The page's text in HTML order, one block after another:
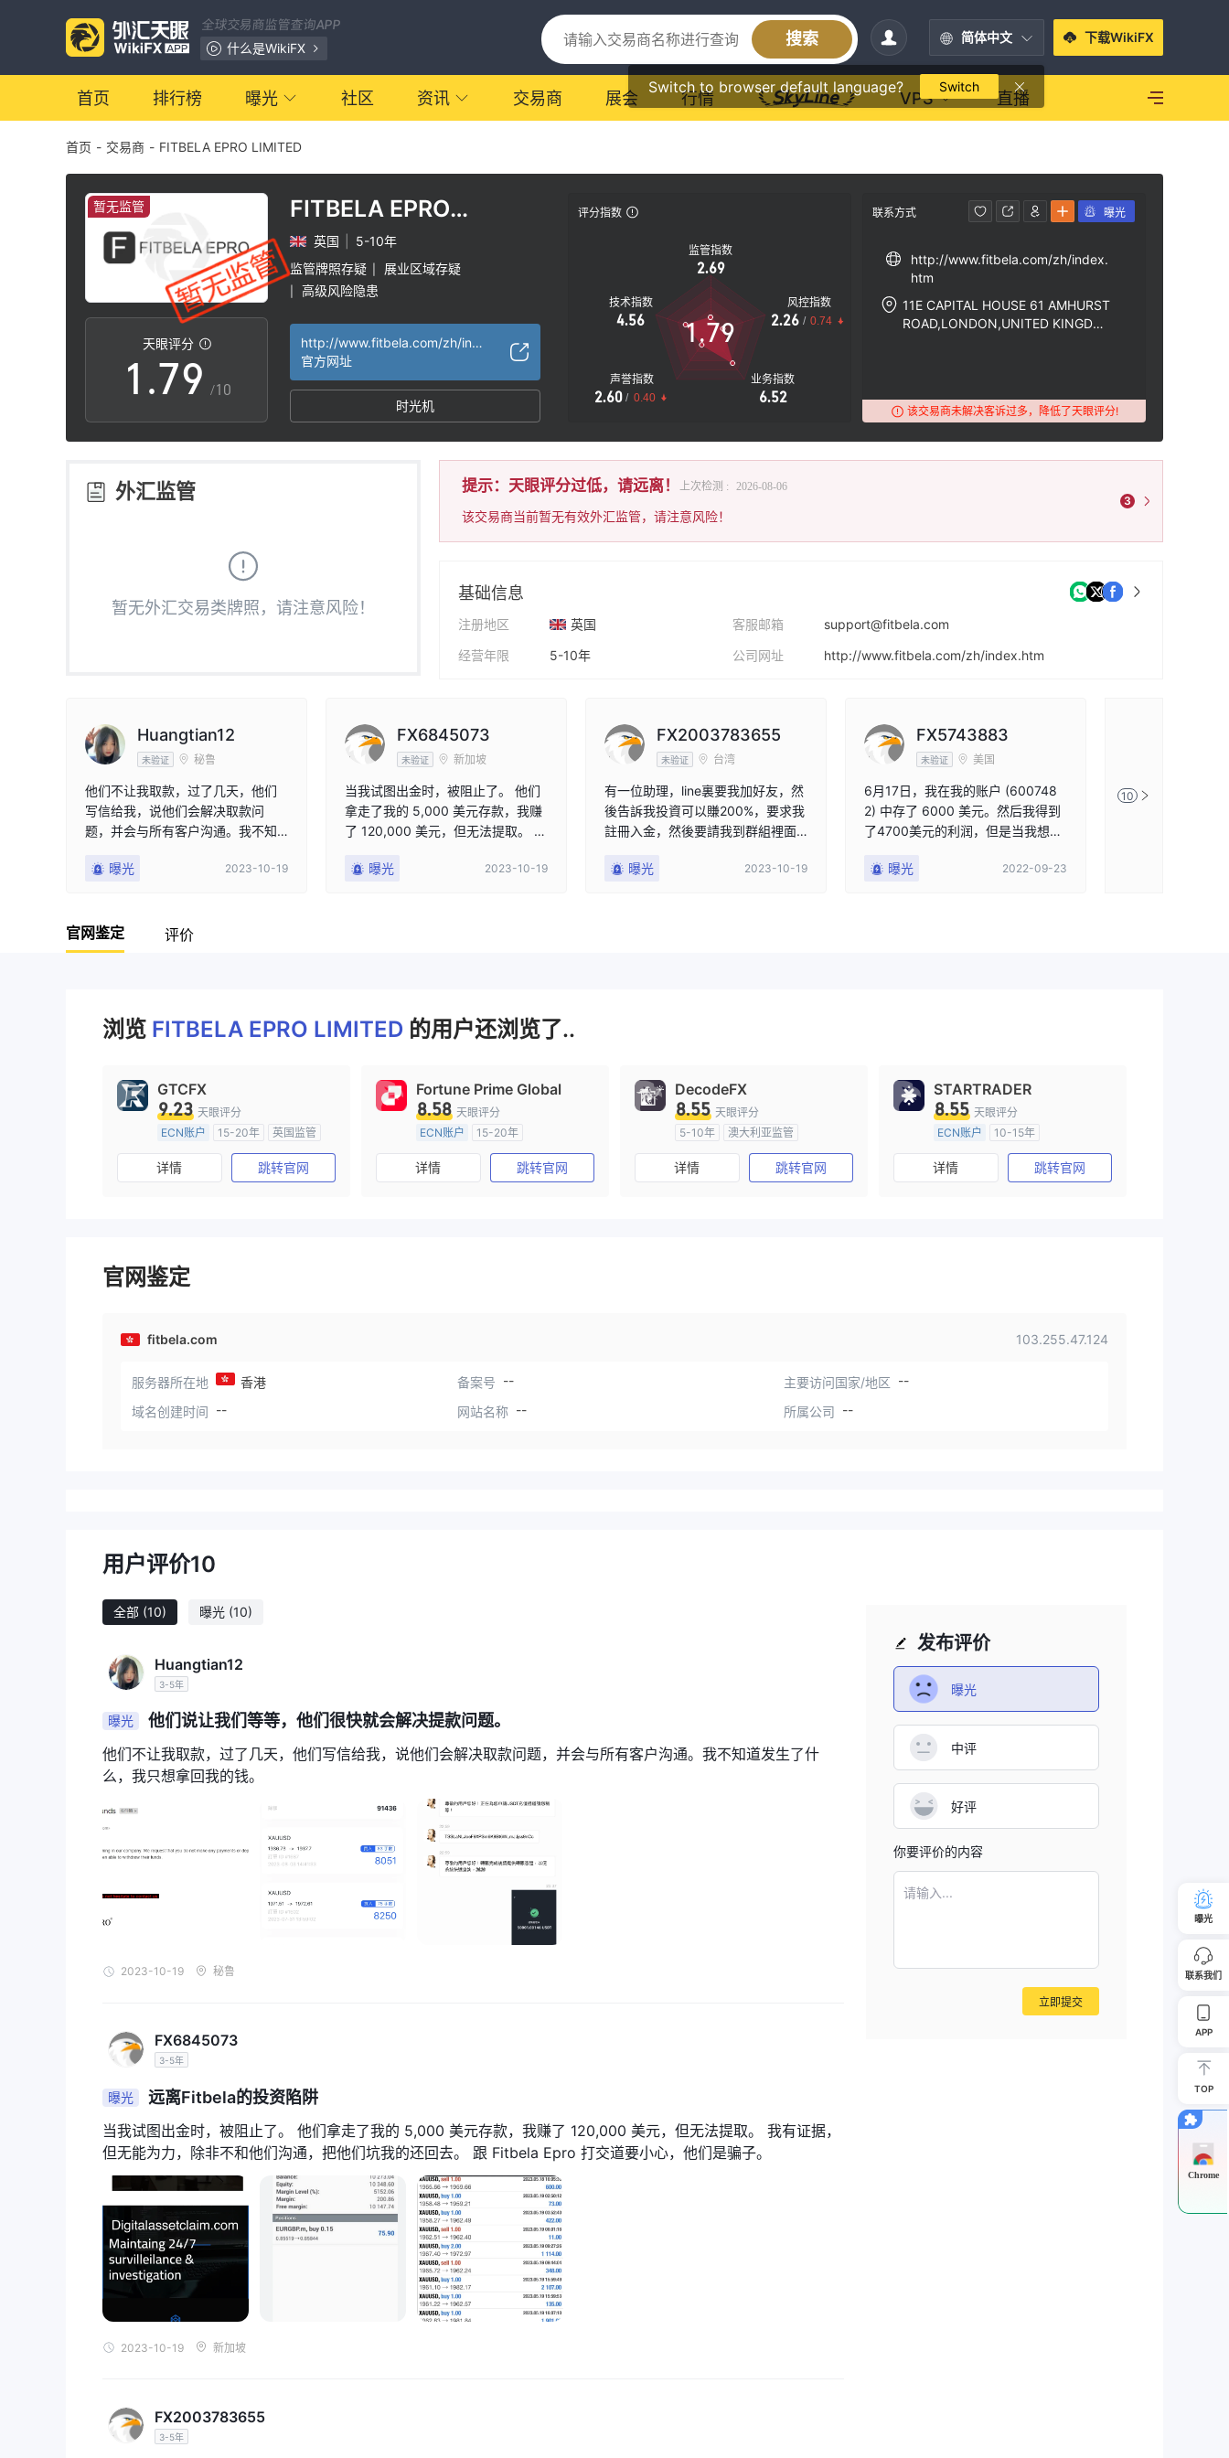
全球交易商监管查询APP
什么是WikiFX
搜索 简体中文
Switch to browser default language? Switch
下载WikiFX
首页 排行榜 曝光 社区 资讯 交易商 展会 行情 VPS 直播
首页 - 交易商 - FITBELA EPRO LIMITED
暂无监管
天眼评分
0
1
2
3
5
8
9
.
1
2
3
5
6
7
8
9
3
4
5
7
8
9 /10
FITBELA EPRO
LIMITED
英国
5-10年
监管牌照存疑
展业区域存疑
高级风险隐患
http://www.fitbela.com/zh/index.htm
官方网址
时光机
评分指数
监管指数
2.69
技术指数
4.56
声誉指数
2.60 / 0.40
业务指数
6.52
风控指数
2.26 / 0.74
1.79
联系方式
http://www.fitbela.com/zh/index.
htm
11E CAPITAL HOUSE 61 AMHURST
ROAD,LONDON,UNITED KINGDO
该交易商未解决客诉过多，降低了天眼评分!
曝光
外汇监管
暂无外汇交易类牌照，请注意风险！
提示：天眼评分过低，请远离！ 上次检测 : 2026-08-06
该交易商当前暂无有效外汇监管，请注意风险！
3
基础信息
注册地区
英国
经营年限
5-10年
客服邮箱
support@fitbela.com
公司网址
http://www.fitbela.com/zh/index.htm
Huangtian12
未验证 秘鲁
他们不让我取款，过了几天，他们
写信给我，说他们会解决取款问
题，并会与所有客户沟通。我不知
钱。曝光 2023-10-19
FX6845073
未验证 新加坡
当我试图出金时，被阻止了。 他们
拿走了我的 5,000 美元存款，我赚
了 120,000 美元，但无法提取。 我
们沟通，把他们坑我的还回去。 跟
曝光 2023-10-19
FX2003783655
未验证 台湾
有一位助理，line裏要我加好友，然
後告訴我投資可以賺200%，要求我
註冊入金，然後要請我到群組裡面
給我出金到帳
曝光 2023-10-19
FX5743883
未验证 美国
6月17日，我在我的账户 (600748
2) 中存了 6000 美元。然后我得到
了4700美元的利润，但是当我想提
能提取利润。我的交易过程没有任
曝光 2022-09-23
在QQ上被自称孔
10
官网鉴定 评价
浏览 FITBELA EPRO LIMITED 的用户还浏览了..
GTCFX
9.23 天眼评分
ECN账户
15-20年
英国监管
全牌照 (MM)
主标MT4
详情 跳转官网
Fortune Prime Global
8.58 天眼评分
ECN账户
15-20年
澳大利亚监管
全牌照 (MM)
主标MT4
详情 跳转官网
DecodeFX
8.55 天眼评分
5-10年
澳大利亚监管
全牌照 (MM)
主标MT4
详情 跳转官网
STARTRADER
8.55 天眼评分
ECN账户
10-15年
澳大利亚监管
全牌照 (MM)
主标MT4
详情 跳转官网
官网鉴定
fitbela.com 103.255.47.124
服务器所在地 香港 备案号 -- 主要访问国家/地区 --
域名创建时间 -- 网站名称 -- 所属公司 --
用户评价10
全部 (10) 曝光 (10)
Huangtian12
3-5年
曝光 他们说让我们等等，他们很快就会解决提款问题。
他们不让我取款，过了几天，他们写信给我，说他们会解决取款问题，并会与所有客户沟通。我不知道发生了什
么，我只想拿回我的钱。
2023-10-19 秘鲁
FX6845073
3-5年
曝光 远离Fitbela的投资陷阱
当我试图出金时，被阻止了。 他们拿走了我的 5,000 美元存款，我赚了 120,000 美元，但无法提取。 我有证据，
但无能为力，除非不和他们沟通，把他们坑我的还回去。 跟 Fitbela Epro 打交道要小心，他们是骗子。
2023-10-19 新加坡
FX2003783655
3-5年
发布评价
曝光
中评
好评
你要评价的内容
请输入...
立即提交
曝光
联系我们
APP
TOP
Chrome